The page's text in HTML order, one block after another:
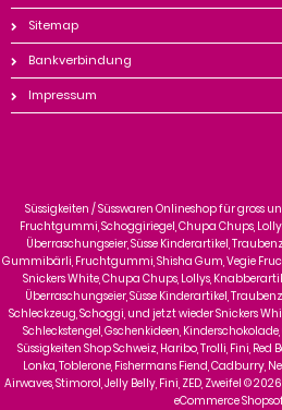
Sitemap
Bankverbindung
Impressum
Süssigkeiten / Süsswaren Onlineshop für gross
Fruchtgummi, Schoggiriegel, Chupa Chups,
Überraschungseier, Süsse Kinderartikel,
Gummibärli, Fruchtgummi, Shisha Gum, Vegie
Snickers White, Chupa Chups, Lollys,
Überraschungseier, Süsse Kinderartikel,
Schleckzeug, Schoggi, und jetzt wieder Snickers
Schleckstengel, Gschenkideen,
Süssigkeiten Shop Schweiz, Haribo, Trolli, Fini, Red
Lonka, Toblerone, Fishermans Fiend, Cadburry,
Airwaves, Stimorol, Jelly Belly, Fini, ZED, Zweifel ©
eCommerce